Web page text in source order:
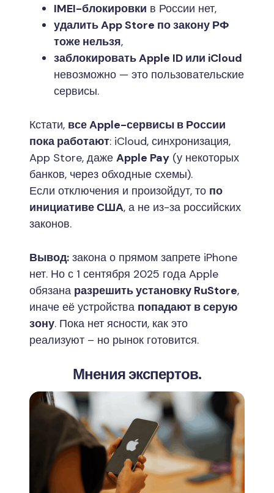
IMEI-блокировки в России нет,
удалить App Store по закону РФ
тоже нельзя,
заблокировать Apple ID или iCloud
невозможно — это пользовательские
сервисы.
Кстати, все Apple-сервисы в России
пока работают: iCloud, синхронизация,
App Store, даже Apple Pay (у некоторых
банков, через обходные схемы).
Если отключения и произойдут, то по
инициативе США, а не из-за российских
законов.
Вывод: закона о прямом запрете iPhone
нет. Но с 1 сентября 2025 года Apple
обязана разрешить установку RuStore,
иначе её устройства попадают в серую
зону. Пока нет ясности, как это
реализуют – но рынок готовится.
Мнения экспертов.